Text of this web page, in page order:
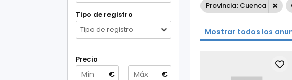
Tipo de registro
Tipo de registro
Precio
€ €
Provincia: Cuenca
Mostrar todos los